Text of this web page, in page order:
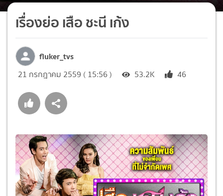
เรื่องย่อ เสือ ชะนี เก้ง
fluker_tvs
21 กรกฎาคม 2559 ( 15:56 ) 53.2K 46